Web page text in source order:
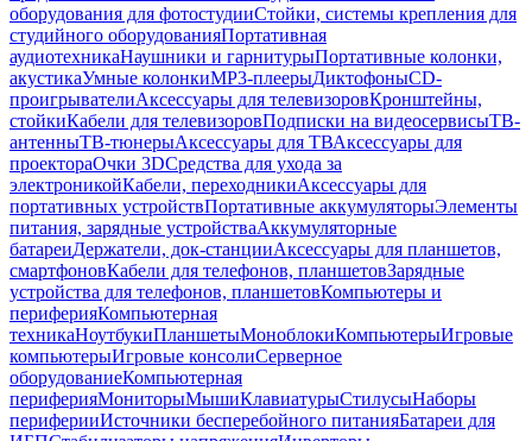
оборудования для фотостудииСтойки, системы крепления для
студийного оборудованияПортативная
аудиотехникаНаушники и гарнитурыПортативные колонки,
акустикаУмные колонкиMP3-плеерыДиктофоныCD-
проигрывателиАксессуары для телевизоровКронштейны,
стойкиКабели для телевизоровПодписки на видеосервисыТВ-
антенныТВ-тюнерыАксессуары для ТВАксессуары для
проектораОчки 3DСредства для ухода за
электроникойКабели, переходникиАксессуары для
портативных устройствПортативные аккумуляторыЭлементы
питания, зарядные устройстваАккумуляторные
батареиДержатели, док-станцииАксессуары для планшетов,
смартфоновКабели для телефонов, планшетовЗарядные
устройства для телефонов, планшетовКомпьютеры и
периферияКомпьютерная
техникаНоутбукиПланшетыМоноблокиКомпьютерыИгровые
компьютерыИгровые консолиСерверное
оборудованиеКомпьютерная
периферияМониторыМышиКлавиатурыСтилусыНаборы
периферииИсточники бесперебойного питанияБатареи для